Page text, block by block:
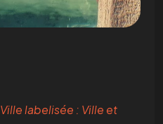
Ville labelisée : Ville et